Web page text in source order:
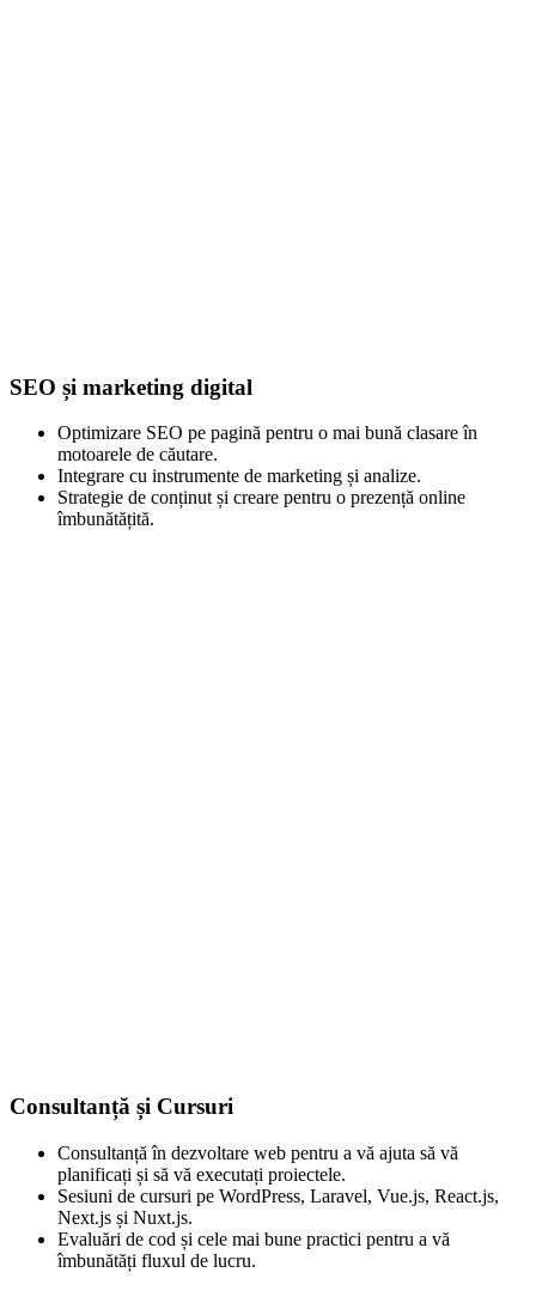
SEO și marketing digital
Optimizare SEO pe pagină pentru o mai bună clasare în
motoarele de căutare.
Integrare cu instrumente de marketing și analize.
Strategie de conținut și creare pentru o prezență online
îmbunătățită.
Consultanță și Cursuri
Consultanță în dezvoltare web pentru a vă ajuta să vă
planificați și să vă executați proiectele.
Sesiuni de cursuri pe WordPress, Laravel, Vue.js, React.js,
Next.js și Nuxt.js.
Evaluări de cod și cele mai bune practici pentru a vă
îmbunătăți fluxul de lucru.